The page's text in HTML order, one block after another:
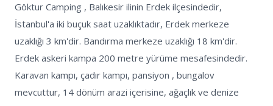
Göktur Camping , Balıkesir ilinin Erdek ilçesindedir,
İstanbul'a iki buçuk saat uzaklıktadır, Erdek merkeze
uzaklığı 3 km'dir. Bandırma merkeze uzaklığı 18 km'dir.
Erdek askeri kampa 200 metre yürüme mesafesindedir.
Karavan kampı, çadır kampı, pansiyon , bungalov
mevcuttur, 14 dönüm arazi içerisine, ağaçlık ve denize